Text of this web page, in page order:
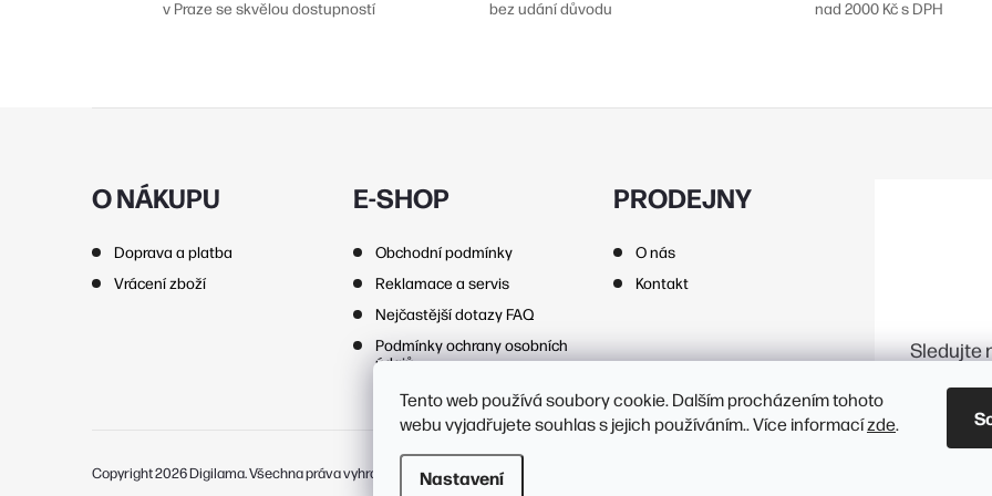
Tento web používá soubory cookie. Dalším procházením tohoto
webu vyjadřujete souhlas s jejich používáním.. Více informacízde.
Nastavení
d
c
v
k
y
ý
p
v Praze se skvělou dostupností bez udání důvodu nad 2000 Kč s DPH
O NÁKUPU
Doprava a platba
Vrácení zboží
E-SHOP
Obchodní podmínky
Reklamace a servis
Nejčastější dotazy FAQ
Podmínky ochrany osobních
údajů
PRODEJNY
O nás
Kontakt
Sledujte
Copyright 2026Digilama. Všechna práva vyhrazena. Upravit nastavení cookies